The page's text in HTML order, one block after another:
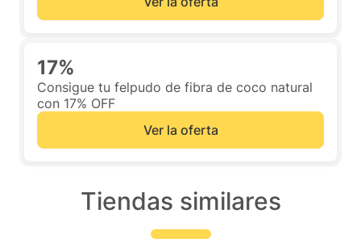
17%
Consigue tu felpudo de fibra de coco natural
con 17% OFF
Ver la oferta
Tiendas similares